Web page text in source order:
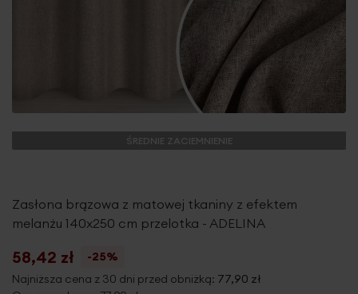
ŚREDNIE ZACIEMNIENIE
Zasłona brązowa z matowej tkaniny z efektem
melanżu 140x250 cm przelotka - ADELINA
58,42 zł
-25%
Najniższa cena z 30 dni przed obniżką: 77,90 zł